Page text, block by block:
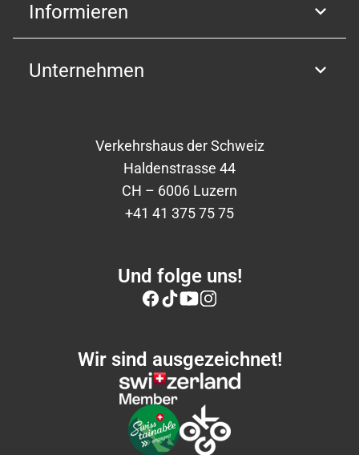
Informieren
Unternehmen
Verkehrshaus der Schweiz
Haldenstrasse 44
CH – 6006 Luzern
+41 41 375 75 75
Und folge uns!
Wir sind ausgezeichnet!